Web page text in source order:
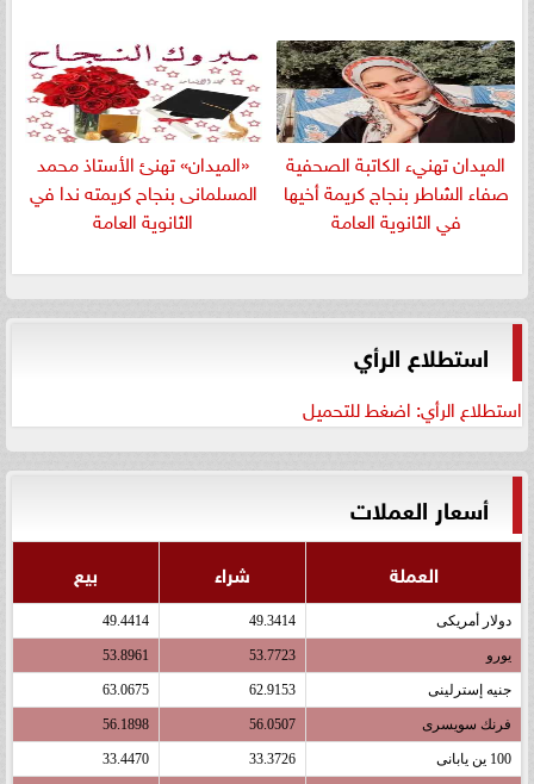
الميدان تهنيء الكاتبة الصحفية
صفاء الشاطر بنجاج كريمة أخيها
في الثانوية العامة
«الميدان» تهنئ الأستاذ محمد
المسلمانى بنجاح كريمته ندا في
الثانوية العامة
استطلاع الرأي
استطلاع الرأي: اضغط للتحميل
أسعار العملات
العملة شراء بيع
دولار أمريكى 49.3414
49.4414
يورو 53.7723
53.8961
جنيه إسترلينى 62.9153
63.0675
فرنك سويسرى 56.0507
56.1898
100 ين يابانى 33.3726
33.4470